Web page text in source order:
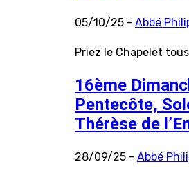
05/10/25 - Abbé
Priez le Chapelet
16ème
Pentecôte,
Thérèse de
28/09/25 - Abbé